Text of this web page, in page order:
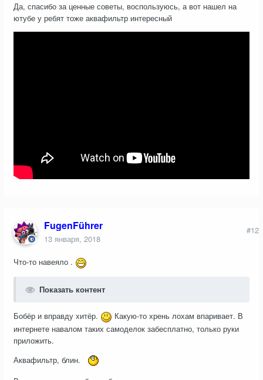
Да, спасибо за ценные советы, воспользуюсь, а вот нашел на
ютубе у ребят тоже аквафильтр интересный
FugenFührer
13 января, 2018
#12
Что-то навеяло .
Показать контент
Бобёр и вправду хитёр.
Какую-то хрень лохам впаривает. В
интернете навалом таких самоделок забесплатно, только руки
приложить.
Аквафильтр, блин.